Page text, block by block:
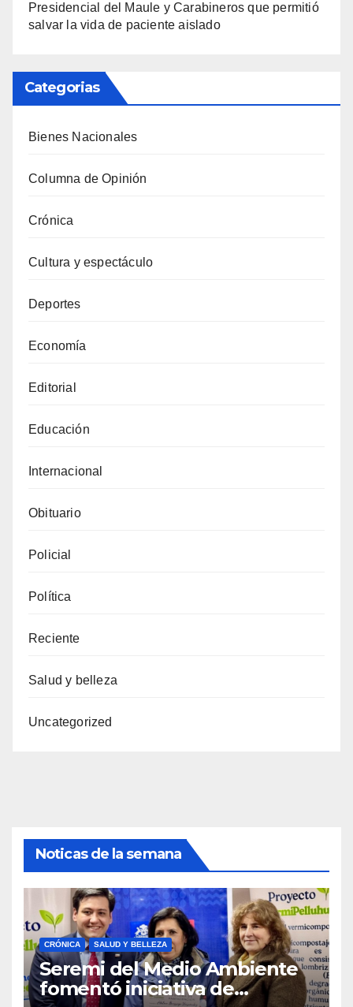
Presidencial del Maule y Carabineros que permitió
salvar la vida de paciente aislado
Categorias
Bienes Nacionales
Columna de Opinión
Crónica
Cultura y espectáculo
Deportes
Economía
Editorial
Educación
Internacional
Obituario
Policial
Política
Reciente
Salud y belleza
Uncategorized
Noticas de la semana
CRÓNICA SALUD Y BELLEZA
Seremi del Medio Ambiente
fomentó iniciativa de